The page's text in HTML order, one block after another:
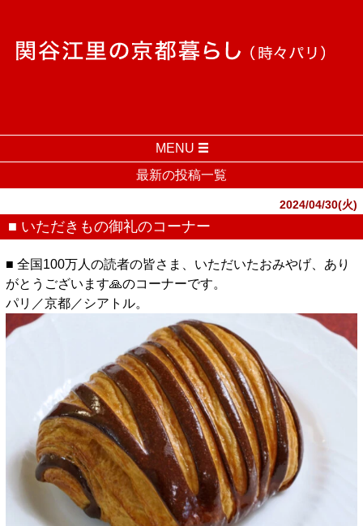
MENU
最新の投稿一覧
2024/04/30(火)
■ いただきもの御礼のコーナー
■ 全国100万人の読者の皆さま、いただいたおみやげ、あり
がとうございます🙏のコーナーです。
パリ／京都／シアトル。